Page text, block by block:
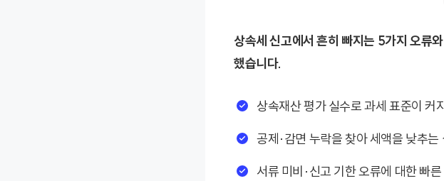
상속세 신고에서 흔히 빠지는 5가지 오류
했습니다.
상속재산 평가 실수로 과세 표준이 커
공제·감면 누락을 찾아 세액을 낮추는
서류 미비·신고 기한 오류에 대한 빠